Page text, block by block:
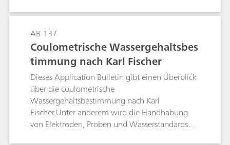
Pseudonitrosit überführt.
AB-137
Coulometrische Wassergehaltsbes
timmung nach Karl Fischer
Dieses Application Bulletin gibt einen Überblick
über die coulometrische
Wassergehaltsbestimmung nach Karl
Fischer.Unter anderem wird die Handhabung
von Elektroden, Proben und Wasserstandards